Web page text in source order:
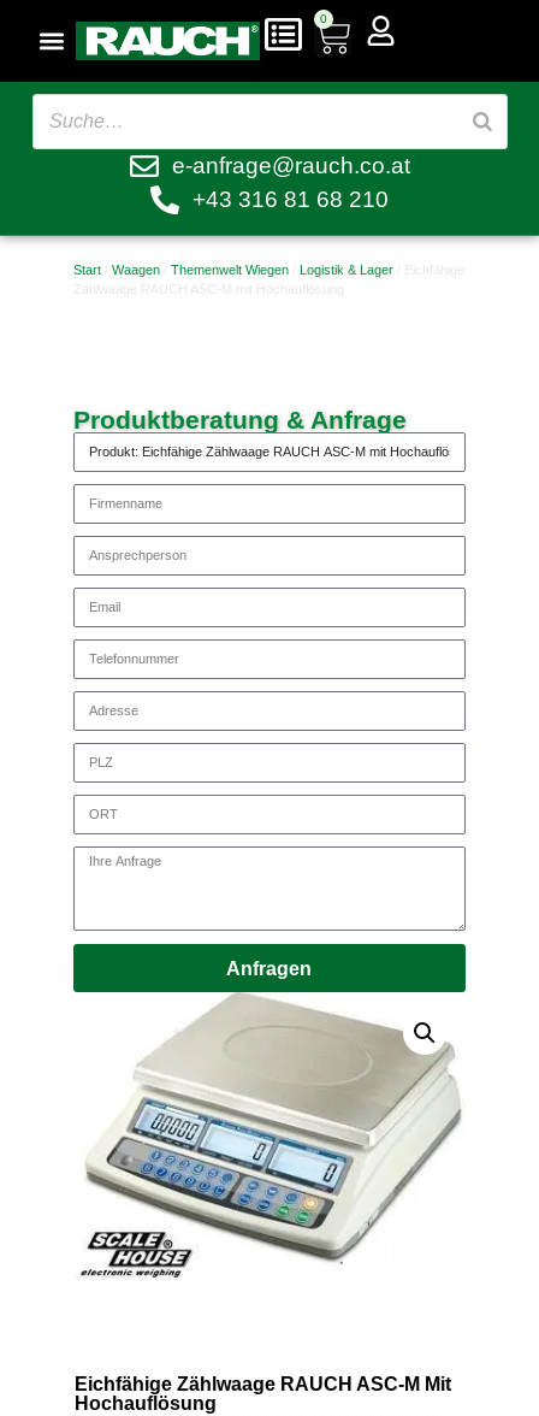
0
e-anfrage@rauch.co.at
+43 316 81 68 210
Start/ Waagen/ Themenwelt Wiegen/ Logistik & Lager/ Eichfähige
Zählwaage RAUCH ASC-M mit Hochauflösung
Produktberatung & Anfrage
Anfragen
Eichfähige Zählwaage RAUCH ASC-M Mit
Hochauflösung